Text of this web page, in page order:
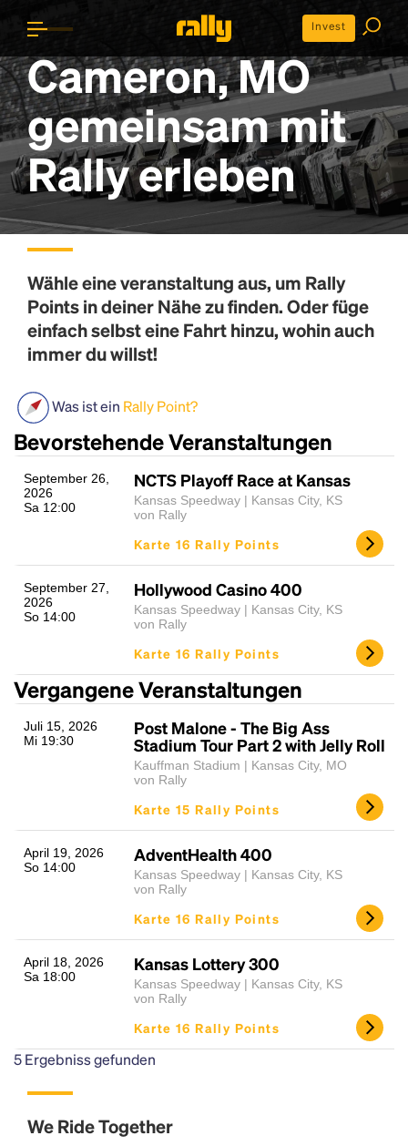
Invest
Cameron, MO
gemeinsam mit
Rally erleben
Wähle eine veranstaltung aus, um Rally
Pointsin deiner Nähe zu finden. Oder füge
einfach selbst eine Fahrt hinzu, wohin auch
immer du willst!
Was ist ein Rally Point?
Bevorstehende Veranstaltungen
September 26,
2026
Sa 12:00
NCTS Playoff Race at Kansas
Kansas Speedway | Kansas City, KS
von Rally
Karte 16 Rally Points
September 27,
2026
So 14:00
Hollywood Casino 400
Kansas Speedway | Kansas City, KS
von Rally
Karte 16 Rally Points
Vergangene Veranstaltungen
Juli 15, 2026
Mi 19:30
Post Malone - The Big Ass
Stadium Tour Part 2 with Jelly Roll
Kauffman Stadium | Kansas City, MO
von Rally
Karte 15 Rally Points
April 19, 2026
So 14:00
AdventHealth 400
Kansas Speedway | Kansas City, KS
von Rally
Karte 16 Rally Points
April 18, 2026
Sa 18:00
Kansas Lottery 300
Kansas Speedway | Kansas City, KS
von Rally
Karte 16 Rally Points
5Ergebniss gefunden
We Ride Together
Headline
Lorem Ipsum is simply dummy text of the printing
and typesetting industry.Lorem Ipsum has been the
industry's standarddummy text ever since the
1500s, when an unknown printer took a galley of
type and scrambled it to make a type specimen
book. It has survived not only five centuries, but also
the leap into electronic typesetting, remaining
essentially unchanged.